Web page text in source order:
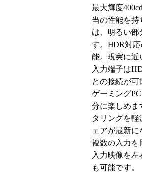
最大輝度
当の性能を持
は、明るい部
す。HDR対
能。現実に近
入力端子は
との接続が可
ゲーミング
分に楽しめま
タリングを
ェアが最新に
複数の入力を
入力映像を左
も可能です。